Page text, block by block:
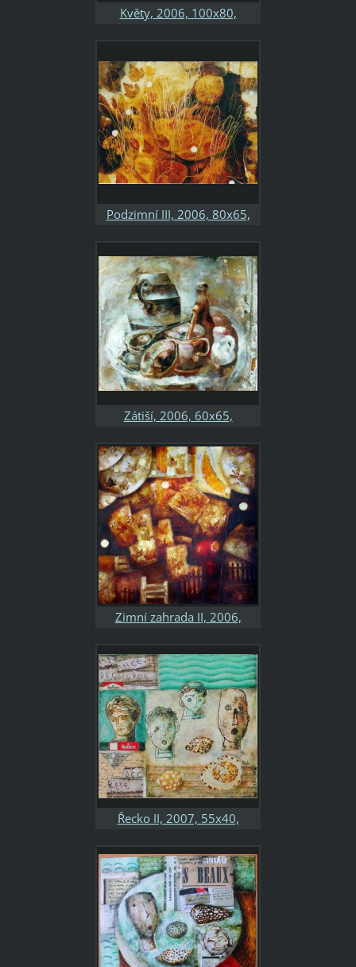
Květy, 2006, 100x80,
Podzimní III, 2006, 80x65,
sololit, soukromá sbírka
Zátiší, 2006, 60x65,
sololit, soukromá sbírka
Zimní zahrada II, 2006,
technika, sololit
Řecko II, 2007, 55x40,